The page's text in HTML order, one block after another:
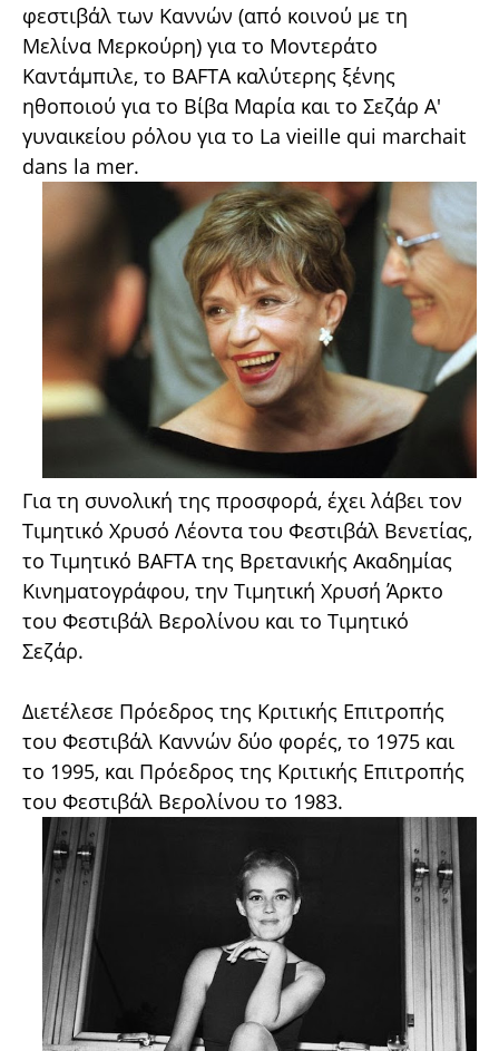
φεστιβάλ των Καννών (από κοινού με τη
Μελίνα Μερκούρη) για το Μοντεράτο
Καντάμπιλε, το BAFTA καλύτερης ξένης
ηθοποιού για το Βίβα Μαρία και το Σεζάρ Α'
γυναικείου ρόλου για το La vieille qui marchait
dans la mer.
Για τη συνολική της προσφορά, έχει λάβει τον
Τιμητικό Χρυσό Λέοντα του Φεστιβάλ Βενετίας,
το Τιμητικό BAFTA της Βρετανικής Ακαδημίας
Κινηματογράφου, την Τιμητική Χρυσή Άρκτο
του Φεστιβάλ Βερολίνου και το Τιμητικό
Σεζάρ.
Διετέλεσε Πρόεδρος της Κριτικής Επιτροπής
του Φεστιβάλ Καννών δύο φορές, το 1975 και
το 1995, και Πρόεδρος της Κριτικής Επιτροπής
του Φεστιβάλ Βερολίνου το 1983.